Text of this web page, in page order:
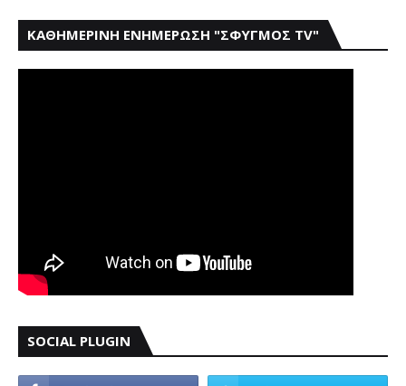
ΚΑΘΗΜΕΡΙΝΗ ΕΝΗΜΕΡΩΣΗ "ΣΦΥΓΜΟΣ TV"
SOCIAL PLUGIN